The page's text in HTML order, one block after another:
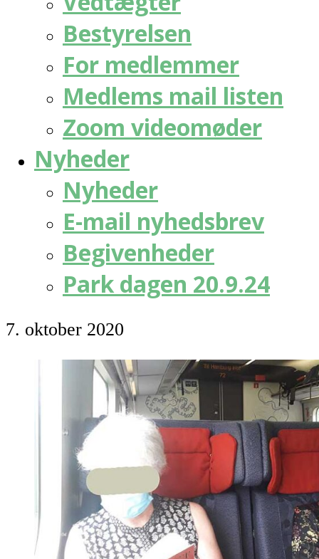
Bestyrelsen
For medlemmer
Medlems mail listen
Zoom videomøder
Nyheder
Nyheder
E-mail nyhedsbrev
Begivenheder
Park dagen 20.9.24
7. oktober 2020